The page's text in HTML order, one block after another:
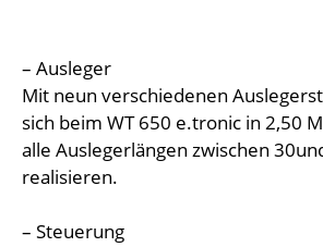
– Ausleger
Mit neun verschiedenen
sich beim WT 650 e.tronic in 2,50
alle Auslegerlängen zwischen
realisieren.
– Steuerung